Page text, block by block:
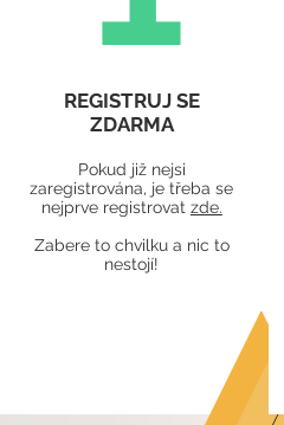
REGISTRUJ SE
ZDARMA
Pokud již nejsi
zaregistrována, je třeba se
nejprve registrovat zde.
Zabere to chvilku a nic to
nestojí!